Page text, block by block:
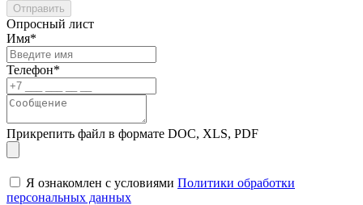
Отправить
Опросный лист
Имя*
Телефон*
Прикрепить файл в формате DOC, XLS, PDF
Я ознакомлен с условиями Политики обработки
персональных данных